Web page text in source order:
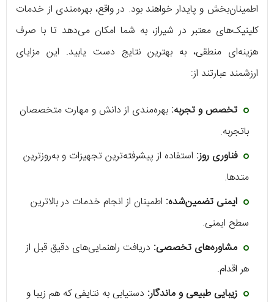
اطمینان‌بخش و پایدار خواهند بود. در واقع، بهره‌مندی از خدمات
کلینیک‌های معتبر در شیراز، به شما امکان می‌دهد تا با صرف
هزینه‌ای منطقی، به بهترین نتایج دست یابید. این مزایای
ارزشمند عبارتند از:
تخصص و تجربه: بهره‌مندی از دانش و مهارت متخصصان
باتجربه.
فناوری روز: استفاده از پیشرفته‌ترین تجهیزات و به‌روزترین
متدها.
ایمنی تضمین‌شده: اطمینان از انجام خدمات در بالاترین
سطح ایمنی.
مشاوره‌های تخصصی: دریافت راهنمایی‌های دقیق قبل از
هر اقدام.
زیبایی طبیعی و ماندگار: دستیابی به نتایفی که هم زیبا و